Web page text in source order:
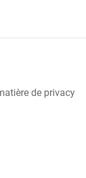
de privacy